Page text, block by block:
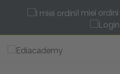
I miei ordini